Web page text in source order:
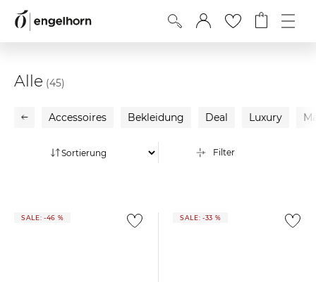
Alle (45)
Accessoires Bekleidung Deal Luxury
Filter
SALE: -46 % SALE: -33 %